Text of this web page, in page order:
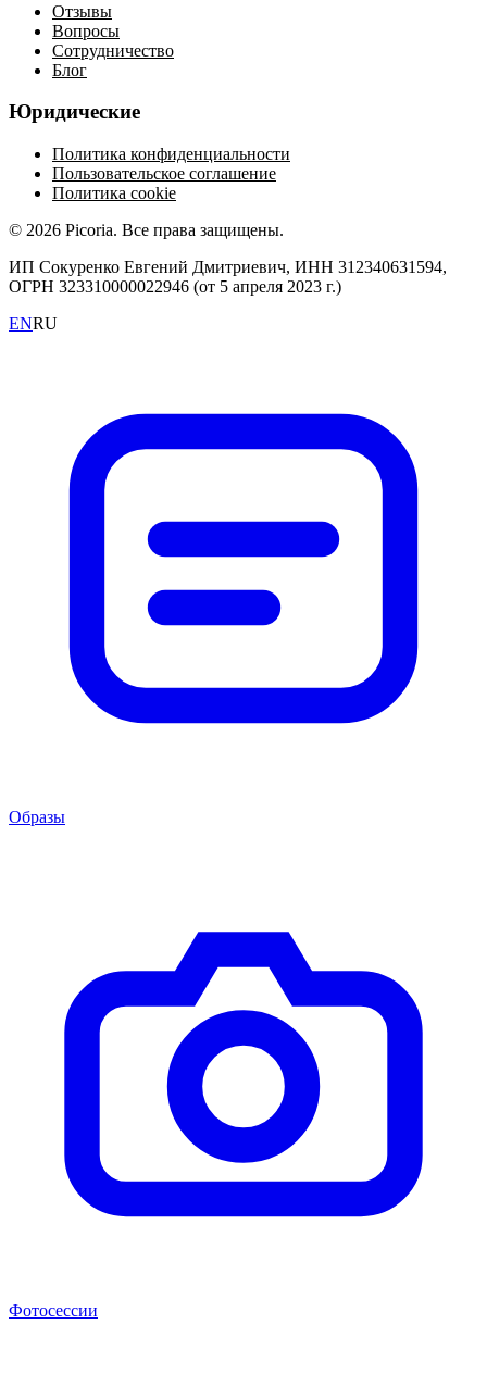
Отзывы
Вопросы
Сотрудничество
Блог
Юридические
Политика конфиденциальности
Пользовательское соглашение
Политика cookie
© 2026 Picoria. Все права защищены.
ИП Сокуренко Евгений Дмитриевич, ИНН 312340631594,
ОГРН 323310000022946 (от 5 апреля 2023 г.)
ENRU
Образы
Фотосессии